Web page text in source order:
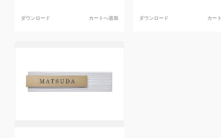
ダウンロード カートへ追加 ダウンロード カー